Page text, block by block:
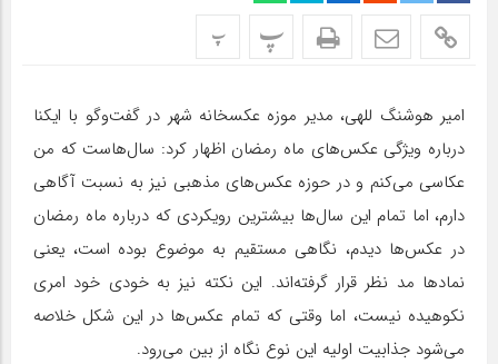
پ پ
امیر هوشنگ للهی، مدیر موزه عکسخانه شهر در گفت‌وگو با ایکنا
درباره ویژگی عکس‌های ماه رمضان اظهار کرد: سال‌هاست که من
عکاسی می‌کنم و در حوزه عکس‌های مذهبی نیز به نسبت آگاهی
دارم، اما تمام این سال‌ها بیشترین رویکردی که درباره ماه رمضان
در عکس‌ها دیدم، نگاهی مستقیم به موضوع بوده است، یعنی
نمادها مد نظر قرار گرفته‌اند. این نکته نیز به خودی خود امری
نکوهیده نیست، اما وقتی که تمام عکس‌ها در این شکل خلاصه
می‌شود جذابیت اولیه این نوع نگاه از بین می‌رود.